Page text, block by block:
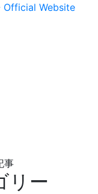
Official Website
事
リー